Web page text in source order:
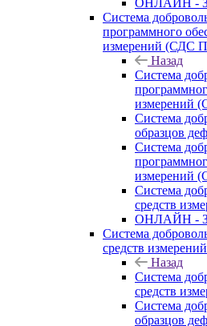
ОНЛАЙН -
Система
программного
измерений (СДС
Назад
Система
измерений
Система
образцов
Система
измерений
Система
средств
ОНЛАЙН -
Система
средств
Назад
Система
средств
Система
образцов